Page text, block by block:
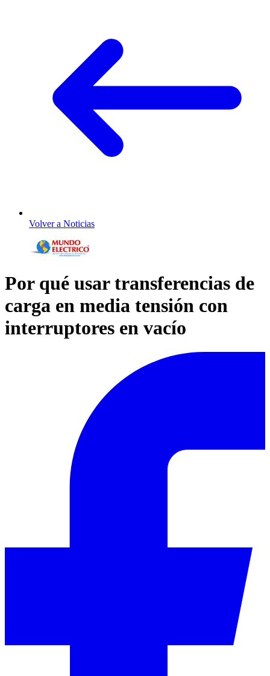
Volver a Noticias
Por qué usar transferencias de
carga en media tensión con
interruptores en vacío